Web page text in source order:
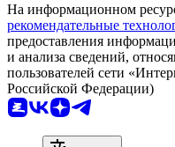
На информационном
рекомендательные
предоставления
и анализа сведений,
пользователей сети
Российской Федерации)